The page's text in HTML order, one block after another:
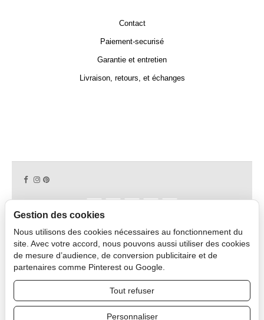
Contact
Paiement-securisé
Garantie et entretien
Livraison, retours, et échanges
Espace Professionnel
Gestion des cookies
Nous utilisons des cookies nécessaires au fonctionnement du
site. Avec votre accord, nous pouvons aussi utiliser des cookies
de mesure d’audience, de conversion publicitaire et de
partenaires comme Pinterest ou Google.
Tout refuser
Personnaliser